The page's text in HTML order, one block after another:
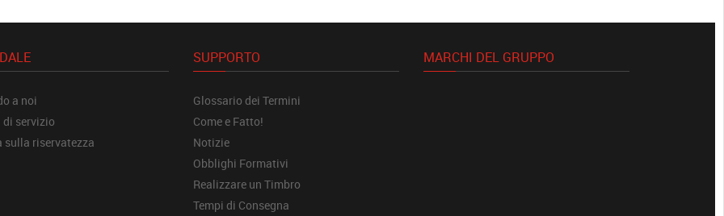
a noi
di servizio
sulla riservatezza
SUPPORTO
Glossario dei Termini
Come e Fatto!
Notizie
Obblighi Formativi
Realizzare un Timbro
Tempi di Consegna
MARCHI DEL GRUPPO